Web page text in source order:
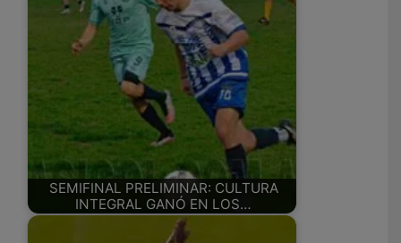
SEMIFINAL PRELIMINAR: CULTURA
INTEGRAL GANÓ EN LOS…